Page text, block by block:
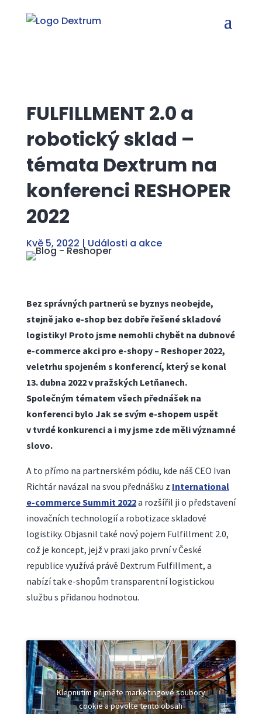
FULFILLMENT 2.0 a
robotický sklad –
témata Dextrum na
konferenci RESHOPER
2022
Kvě 5, 2022 | Události a akce
Bez správných partnerů se byznys neobejde,
stejně jako e-shop bez dobře řešené skladové
logistiky! Proto jsme nemohli chybět na dubnové
e-commerce akci pro e-shopy – Reshoper 2022,
veletrhu spojeném s konferencí, který se konal
13. dubna 2022 v pražských Letňanech.
Společným tématem všech přednášek na
konferenci bylo Jak se svým e-shopem uspět
v tvrdé konkurenci a i my jsme zde měli významné
slovo.
A to přímo na partnerském pódiu, kde náš CEO Ivan
Richtár navázal na svou přednášku z International
e-commerce Summit 2022a rozšířil ji o představení
inovačních technologií a robotizace skladové
logistiky. Objasnil také nový pojem Fulfillment 2.0,
což je koncept, jejž v praxi jako první v České
republice využívá právě Dextrum Fulfillment, a
nabízí tak e-shopům transparentní logistickou
službu s přidanou hodnotou.
Klepnutím přijměte marketingové soubory
cookie a povolte tento obsah